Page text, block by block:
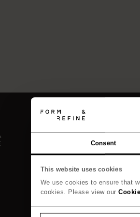
Consent
This website uses cookies
We use cookies to ensure that
cookies. Please view our